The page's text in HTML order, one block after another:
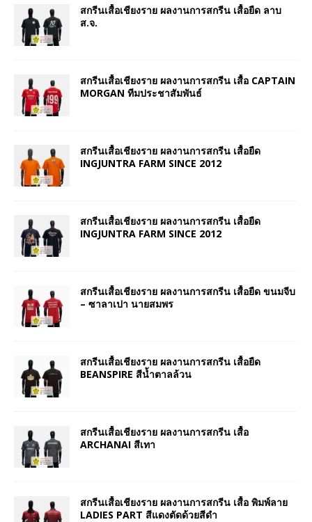
สกรีนเสื้อเชียงราย ผลงานการสกรีน เสื้อยืด ลาบ
ส.จ.
สกรีนเสื้อเชียงราย ผลงานการสกรีน เสื้อ CAPTAIN
MORGAN ทีมประชาสัมพันธ์
สกรีนเสื้อเชียงราย ผลงานการสกรีน เสื้อยืด
INGJUNTRA FARM SINCE 2012
สกรีนเสื้อเชียงราย ผลงานการสกรีน เสื้อยืด
INGJUNTRA FARM SINCE 2012
สกรีนเสื้อเชียงราย ผลงานการสกรีน เสื้อยืด ขนมจีบ
– ซาลาเปา นายสมพร
สกรีนเสื้อเชียงราย ผลงานการสกรีน เสื้อยืด
BEANSPIRE สีน้ำตาลล้วน
สกรีนเสื้อเชียงราย ผลงานการสกรีน เสื้อ
ARCHANAI สีเทา
สกรีนเสื้อเชียงราย ผลงานการสกรีน เสื้อ พิมพ์ลาย
LADIES PART สีแดงตัดด้วยสีดำ